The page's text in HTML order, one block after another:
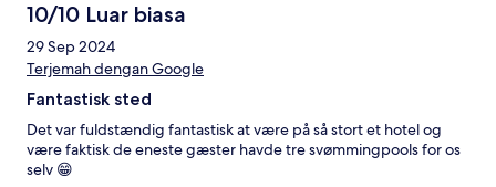
10/10 Luar biasa
29 Sep 2024
Terjemah dengan Google
Fantastisk sted
Det var fuldstændig fantastisk at være på så stort et hotel og
være faktisk de eneste gæster havde tre svømmingpools for os
selv 😁